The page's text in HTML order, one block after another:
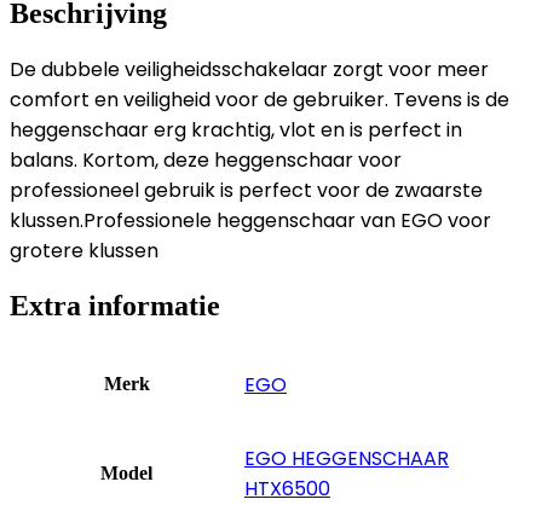
Beschrijving
De dubbele veiligheidsschakelaar zorgt voor meer
comfort en veiligheid voor de gebruiker. Tevens is de
heggenschaar erg krachtig, vlot en is perfect in
balans. Kortom, deze heggenschaar voor
professioneel gebruik is perfect voor de zwaarste
klussen.Professionele heggenschaar van EGO voor
grotere klussen
Extra informatie
Merk EGO
Model
EGO HEGGENSCHAAR
HTX6500